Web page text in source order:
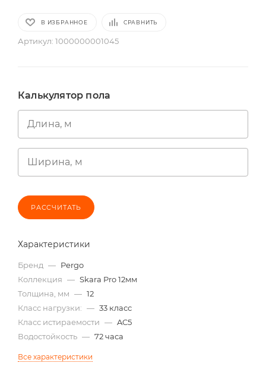
В ИЗБРАННОЕ СРАВНИТЬ
Артикул: 1000000001045
Калькулятор пола
Длина, м
Ширина, м
РАССЧИТАТЬ
Характеристики
Бренд — Pergo
Коллекция — Skara Pro 12мм
Толщина, мм — 12
Класс нагрузки: — 33 класс
Класс истираемости — AC5
Водостойкость — 72 часа
Все характеристики